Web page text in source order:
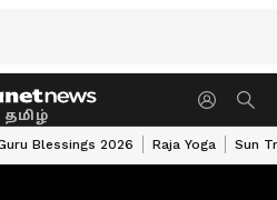
தமிழ்
Blessings 2026 Raja Yoga Sun